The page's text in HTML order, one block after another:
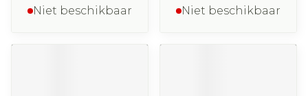
Niet beschikbaar Niet beschikbaar